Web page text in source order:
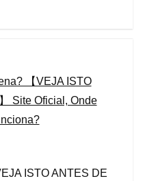
ISTO ANTES DE